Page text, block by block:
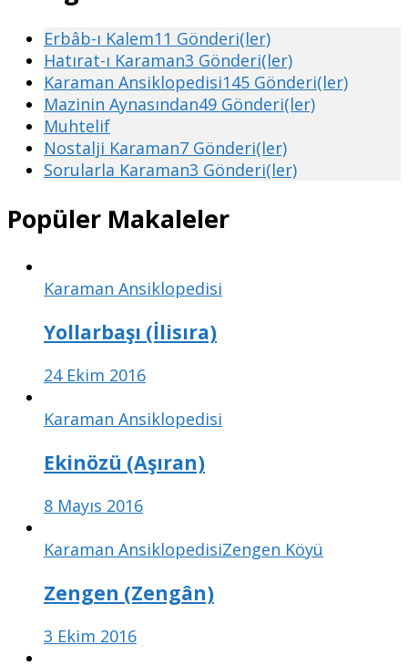
Erbâb-ı Kalem11 Gönderi(ler)
Hatırat-ı Karaman3 Gönderi(ler)
Karaman Ansiklopedisi145 Gönderi(ler)
Mazinin Aynasından49 Gönderi(ler)
Muhtelif
Nostalji Karaman7 Gönderi(ler)
Sorularla Karaman3 Gönderi(ler)
Popüler Makaleler
Karaman Ansiklopedisi
Yollarbaşı (İlisıra)
24 Ekim 2016
Karaman Ansiklopedisi
Ekinözü (Aşıran)
8 Mayıs 2016
Karaman AnsiklopedisiZengen Köyü
Zengen (Zengân)
3 Ekim 2016